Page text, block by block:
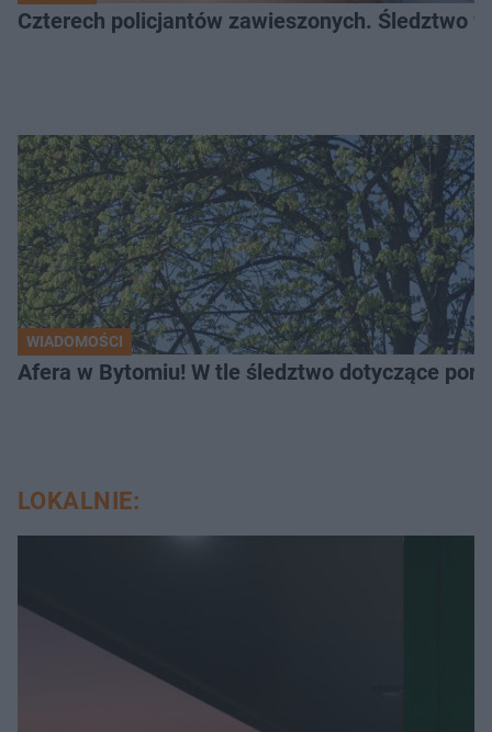
Czterech policjantów zawieszonych. Śledztwo
WIADOMOŚCI
Afera w Bytomiu! W tle śledztwo dotyczące
LOKALNIE: